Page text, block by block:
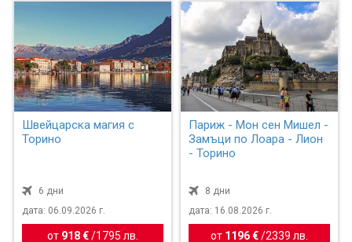
Швейцарска магия с
Торино
6 дни
дата: 06.09.2026 г.
от 918 € / 1795 лв.
Париж - Мон сен Мишел -
Замъци по Лоара - Лион
- Торино
8 дни
дата: 16.08.2026 г.
от 1196 €/2339 лв.